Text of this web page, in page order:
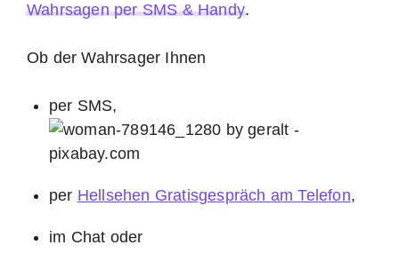
Wahrsagen per SMS & Handy.
Ob der Wahrsager Ihnen
per SMS,
per Hellsehen Gratisgespräch am Telefon,
im Chat oder